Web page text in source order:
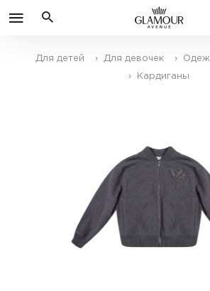
Для детей › Для девочек ›
› Кардиганы